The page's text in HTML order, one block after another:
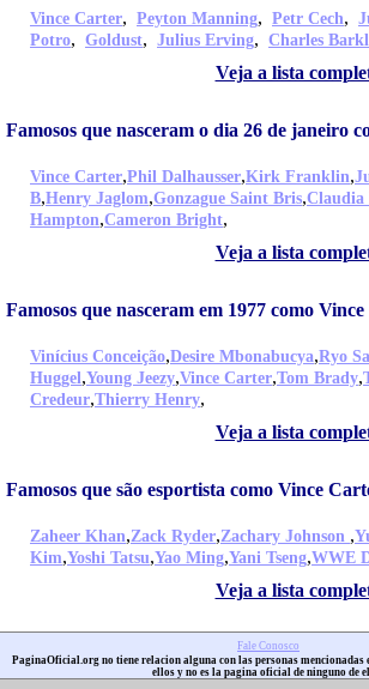
Vince Carter, Peyton Manning, Petr Cech,
Potro, Goldust, Julius Erving, Charles
Veja a lista
Famosos que nasceram o dia 26 de janeiro
Vince Carter,Phil Dalhausser,Kirk Franklin,
B,Henry Jaglom,Gonzague Saint Bris,Claudia
Hampton,Cameron Bright,
Veja a lista
Famosos que nasceram em 1977 como
Vinícius Conceição,Desire Mbonabucya,Ryo
Huggel,Young Jeezy,Vince Carter,Tom Brady,
Credeur,Thierry Henry,
Veja a lista
Famosos que são esportista como Vince
Zaheer Khan,Zack Ryder,Zachary Johnson ,
Kim,Yoshi Tatsu,Yao Ming,Yani Tseng,WWE
Veja a lista
Fale Conosco
PaginaOficial.org no tiene relacion alguna con las personas mencionadas
ellos y no es la pagina oficial de ninguno de